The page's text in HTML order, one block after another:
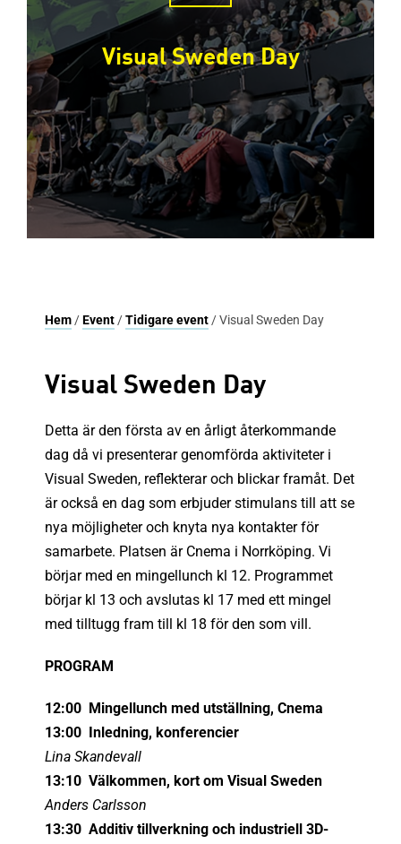
Visual Sweden Day
Hem/Event/Tidigare event/ Visual Sweden Day
Visual Sweden Day
Detta är den första av en årligt återkommande
dag då vi presenterar genomförda aktiviteter i
Visual Sweden, reflekterar och blickar framåt. Det
är också en dag som erbjuder stimulans till att se
nya möjligheter och knyta nya kontakter för
samarbete. Platsen är Cnema i Norrköping. Vi
börjar med en mingellunch kl 12. Programmet
börjar kl 13 och avslutas kl 17 med ett mingel
med tilltugg fram till kl 18 för den som vill.
PROGRAM
12:00 Mingellunch med utställning, Cnema
13:00 Inledning, konferencier
Lina Skandevall
13:10 Välkommen, kort om Visual Sweden
Anders Carlsson
13:30 Additiv tillverkning och industriell 3D-